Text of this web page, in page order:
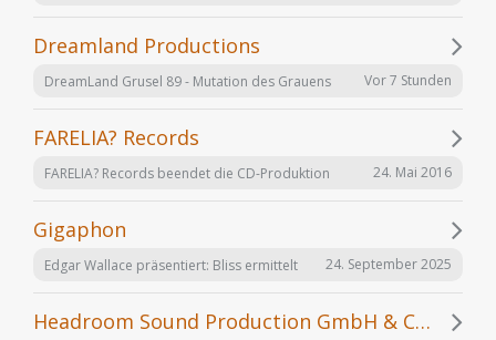
Dreamland Productions
DreamLand Grusel 89 - Mutation des Grauens Vor 7 Stunden
FARELIA? Records
FARELIA? Records beendet die CD-Produktion 24. Mai 2016
Gigaphon
Edgar Wallace präsentiert: Bliss ermittelt 24. September 2025
Headroom Sound Production GmbH & Co. KG